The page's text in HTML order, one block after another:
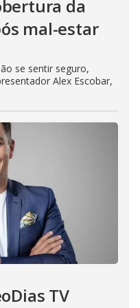
da
mal-estar
se sentir seguro,
Alex Escobar,
TV